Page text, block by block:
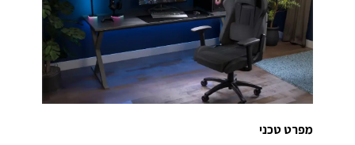
מפרט טכני